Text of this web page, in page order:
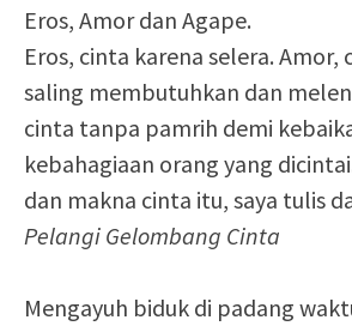
Eros, Amor dan Agape.
Eros, cinta karena selera. Amor,
saling membutuhkan dan
cinta tanpa pamrih demi
kebahagiaan orang yang
dan makna cinta itu, saya tulis
Pelangi Gelombang Cinta
Mengayuh biduk di padang